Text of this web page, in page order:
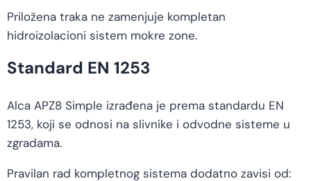
Priložena traka ne zamenjuje kompletan
hidroizolacioni sistem mokre zone.
Standard EN 1253
Alca APZ8 Simple izrađena je prema standardu EN
1253, koji se odnosi na slivnike i odvodne sisteme u
zgradama.
Pravilan rad kompletnog sistema dodatno zavisi od: